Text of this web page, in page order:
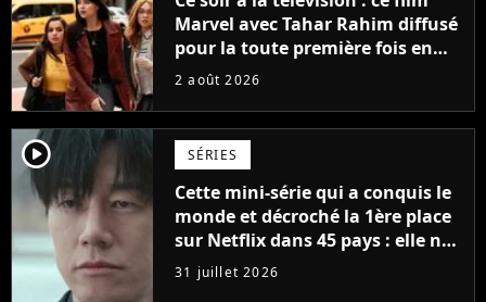
Marvel avec Tahar Rahim diffusé
pour la toute première fois en
France
2 août 2026
player2 SÉRIES
Cette mini-série qui a conquis le
monde et décroché la 1ère place
sur Netflix dans 45 pays : elle ne
compte que 10 épisodes et c'est
un phénomène mondial
31 juillet 2026